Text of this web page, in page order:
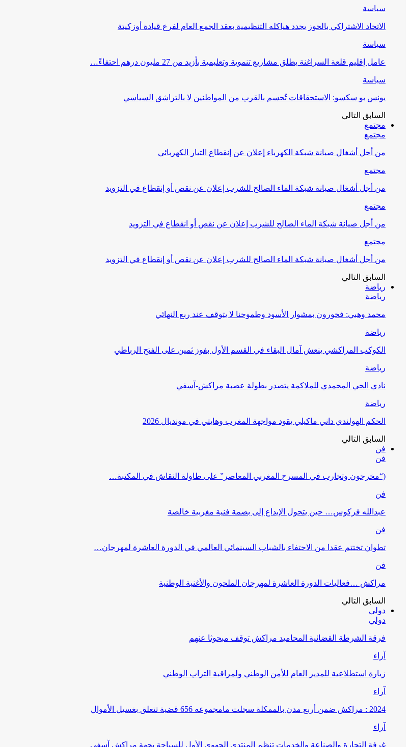
سياسة
الاتحاد الاشتراكي بالحوز يجدد هياكله التنظيمية بعقد الجمع العام لفرع قيادة أوزكيتة
سياسة
عامل إقليم قلعة السراغنة يطلق مشاريع تنموية وتعليمية بأزيد من 27 مليون درهم احتفاءً…
سياسة
يونس بو سكسو: الاستحقاقات تُحسم بالقرب من المواطنين لا بالتراشق السياسي
السابق التالي
مجتمع
مجتمع
من أجل أشغال صيانة شبكة الكهرباء إعلان عن إنقطاع التيار الكهربائي
مجتمع
من أجل أشغال صيانة شبكة الماء الصالح للشرب إعلان عن نقص أو إنقطاع في التزويد
مجتمع
من أجل صيانة شبكة الماء الصالح للشرب إعلان عن نقص أو انقطاع في التزويد
مجتمع
من أجل أشغال صيانة شبكة الماء الصالح للشرب إعلان عن نقص أو إنقطاع في التزويد
السابق التالي
رياضة
رياضة
محمد وهبي: فخورون بمشوار الأسود وطموحنا لا يتوقف عند ربع النهائي
رياضة
الكوكب المراكشي ينعش آمال البقاء في القسم الأول بفوز ثمين على الفتح الرباطي
رياضة
نادي الحي المحمدي للملاكمة يتصدر بطولة عصبة مراكش-آسفي
رياضة
الحكم الهولندي داني ماكيلي يقود مواجهة المغرب وهايتي في مونديال 2026
السابق التالي
فن
فن
(“مخرجون وتجارب في المسرح المغربي المعاصر” على طاولة النقاش في المكتبة…
فن
عبدالله فركوس… حين يتحول الإبداع إلى بصمة فنية مغربية خالصة
فن
تطوان تختتم عقدا من الاحتفاء بالشباب السينمائي العالمي في الدورة العاشرة لمهرجان…
فن
مراكش …فعاليات الدورة العاشرة لمهرجان الملحون والأغنية الوطنية
السابق التالي
دولي
دولي
فرقة الشرطة القضائية المحاميد مراكش توقف مبحوثا عنهم
آراء
زيارة استطلاعية للمدير العام للأمن الوطني ولمراقبة التراب الوطني
آراء
2024 : مراكش ضمن أربع مدن بالممكلة سجلت مامجموعه 656 قضية تتعلق بغسيل الأموال
آراء
غرفة التجارة والصناعة والخدمات تنظم المنتدى الجهوي الأول للسياحة بجهة مراكش آسفي